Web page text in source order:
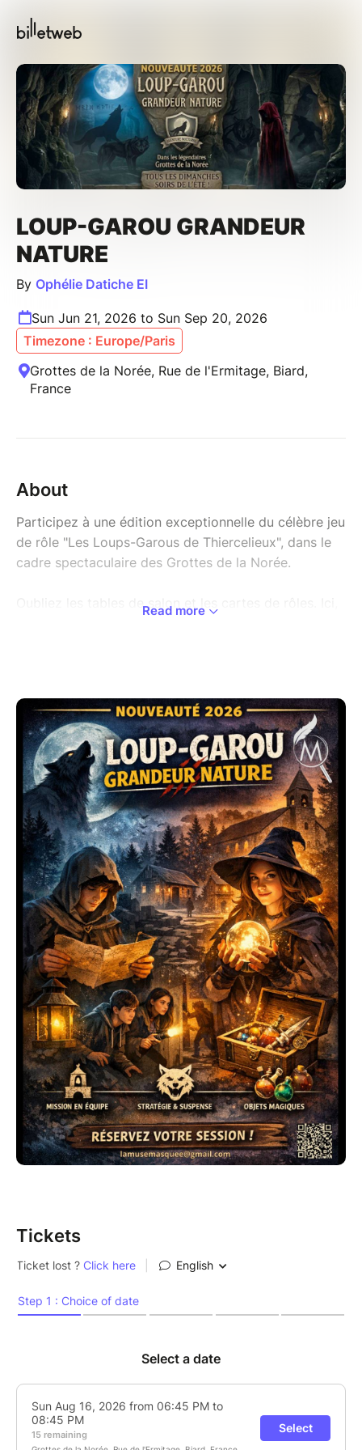
LOUP-GAROU GRANDEUR
NATURE
By Ophélie Datiche EI
Sun Jun 21, 2026 to Sun Sep 20, 2026
Timezone : Europe/Paris
Grottes de la Norée, Rue de l'Ermitage, Biard,
France
About
Participez à une édition exceptionnelle du célèbre jeu
de rôle "Les Loups-Garous de Thiercelieux", dans le
cadre spectaculaire des Grottes de la Norée.
Oubliez les tables de salon et les cartes de rôles. Ici,
Drapés de capes rouges, les villageois cherchent un
lieu de sommeil avec inquiétude… car à la nuit
tombée, les loups s'éveillent pour agrandir la meute.
Le conseil du village doit agir pour stopper la
corruption !
Fort heureusement, une colporteuse itinérante est
venue vendre ces objets magiques... ne tardez pas à
les lui acheter !
L'expérience :
- Immersion : Profitez de l'acoustique et de
l'obscurité naturelle des grottes pour une ambiance
unique.
- Jeu de Rôle : Incarnez un villageois ou un loup
dissimulé parmi la foule.
- Déambulation : Contrairement à une partie
classique, déplacez-vous dans les galeries pour la
traque ou vos conciliabules secrets.
- Fouillez pour trouver des pièces d'or !
- Achetez des objets magiques à la colporteuse pour
Read more
Tickets